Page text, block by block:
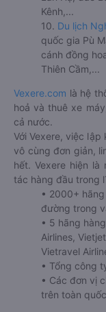
Kênh,...
10. Du lịch
quốc gia Pù
cánh đồng
Thiên Cầm,...
Vexere.com là hệ
hoả và thuê xe
cả nước.
Với Vexere, việc
vô cùng đơn giản,
hết. Vexere hiện
tác hàng đầu trong
• 2000+
đường trong
• 5 hãng
Airlines,
Vietravel
• Tổng công
• Các đơn vị
trên toàn